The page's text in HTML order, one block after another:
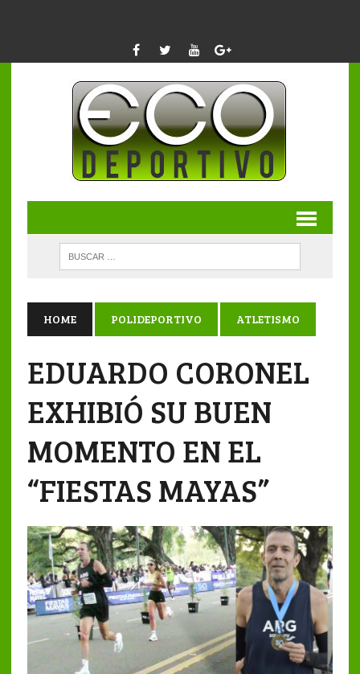
HOME POLIDEPORTIVO ATLETISMO
EDUARDO CORONEL
EXHIBIÓ SU BUEN
MOMENTO EN EL
“FIESTAS MAYAS”